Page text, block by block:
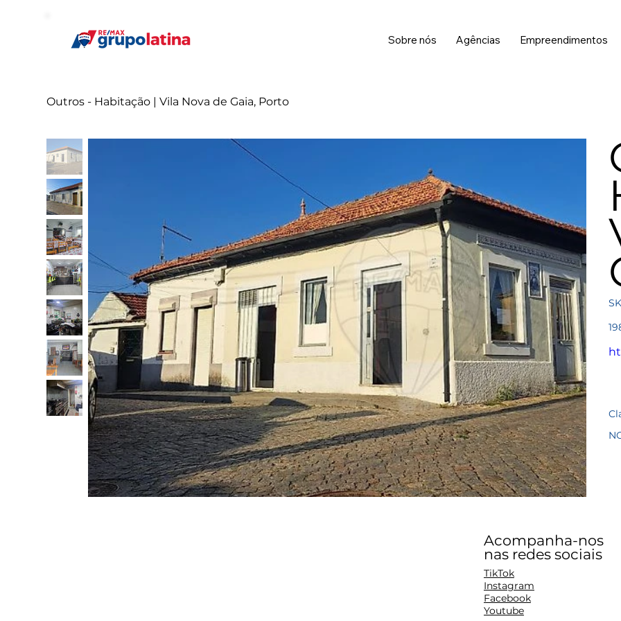
Sobre nós Agências Empreendimentos
Outros - Habitação | Vila Nova de Gaia, Porto
Acompanha-nos
nas redes sociais
TikTok
Instagram
Facebook
Youtube